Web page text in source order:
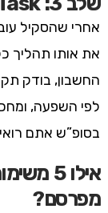
לפי השפעה,
בסופ”ש אתם
אילו 5
מפרסם?